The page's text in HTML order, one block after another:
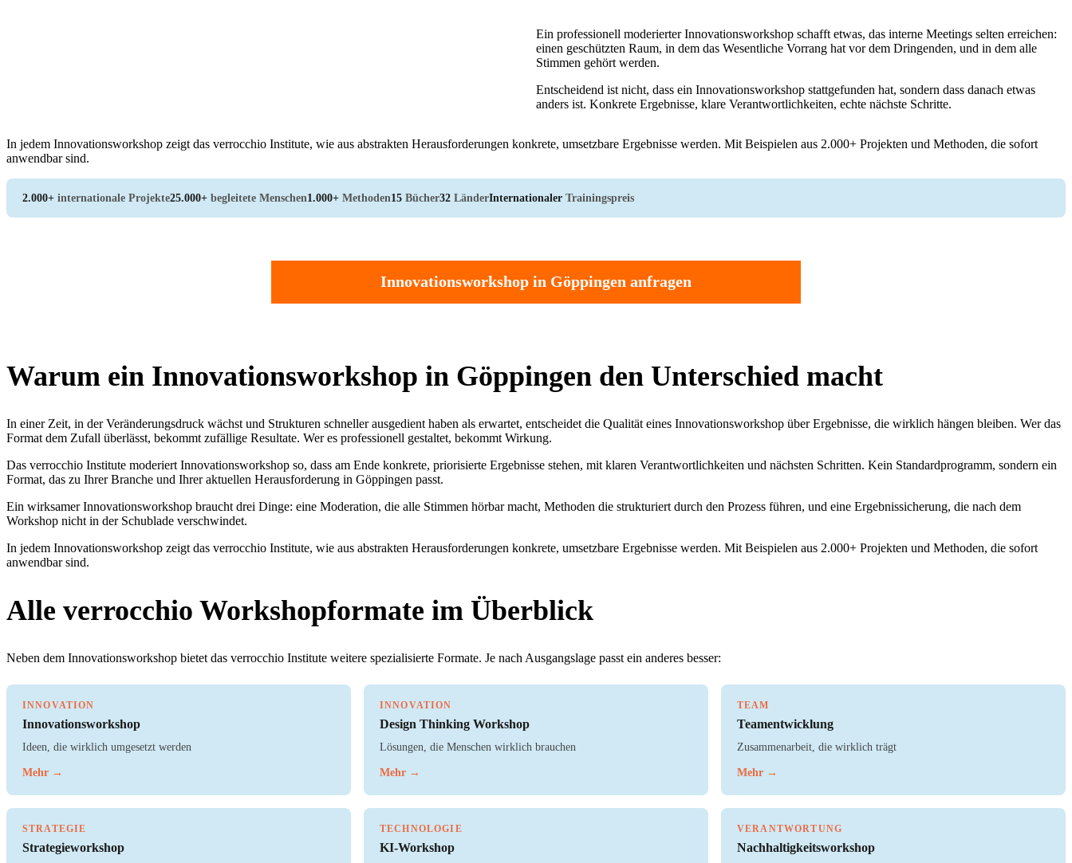
Ein professionell moderierter Innovationsworkshop schafft etwas, das interne Meetings selten erreichen:
einen geschützten Raum, in dem das Wesentliche Vorrang hat vor dem Dringenden, und in dem alle
Stimmen gehört werden.
Entscheidend ist nicht, dass ein Innovationsworkshop stattgefunden hat, sondern dass danach etwas
anders ist. Konkrete Ergebnisse, klare Verantwortlichkeiten, echte nächste Schritte.
In jedem Innovationsworkshop zeigt das verrocchio Institute, wie aus abstrakten Herausforderungen konkrete, umsetzbare Ergebnisse werden. Mit Beispielen aus 2.000+ Projekten und Methoden, die sofort
anwendbar sind.
2.000+ internationale Projekte25.000+ begleitete Menschen1.000+ Methoden15 Bücher32 LänderInternationaler Trainingspreis
Innovationsworkshop in Göppingen anfragen
Warum ein Innovationsworkshop in Göppingen den Unterschied macht
In einer Zeit, in der Veränderungsdruck wächst und Strukturen schneller ausgedient haben als erwartet, entscheidet die Qualität eines Innovationsworkshop über Ergebnisse, die wirklich hängen bleiben. Wer das
Format dem Zufall überlässt, bekommt zufällige Resultate. Wer es professionell gestaltet, bekommt Wirkung.
Das verrocchio Institute moderiert Innovationsworkshop so, dass am Ende konkrete, priorisierte Ergebnisse stehen, mit klaren Verantwortlichkeiten und nächsten Schritten. Kein Standardprogramm, sondern ein
Format, das zu Ihrer Branche und Ihrer aktuellen Herausforderung in Göppingen passt.
Ein wirksamer Innovationsworkshop braucht drei Dinge: eine Moderation, die alle Stimmen hörbar macht, Methoden die strukturiert durch den Prozess führen, und eine Ergebnissicherung, die nach dem
Workshop nicht in der Schublade verschwindet.
In jedem Innovationsworkshop zeigt das verrocchio Institute, wie aus abstrakten Herausforderungen konkrete, umsetzbare Ergebnisse werden. Mit Beispielen aus 2.000+ Projekten und Methoden, die sofort
anwendbar sind.
Alle verrocchio Workshopformate im Überblick
Neben dem Innovationsworkshop bietet das verrocchio Institute weitere spezialisierte Formate. Je nach Ausgangslage passt ein anderes besser:
INNOVATION
Innovationsworkshop
Ideen, die wirklich umgesetzt werden
Mehr →
INNOVATION
Design Thinking Workshop
Lösungen, die Menschen wirklich brauchen
Mehr →
TEAM
Teamentwicklung
Zusammenarbeit, die wirklich trägt
Mehr →
STRATEGIE
Strategieworkshop
TECHNOLOGIE
KI-Workshop
VERANTWORTUNG
Nachhaltigkeitsworkshop